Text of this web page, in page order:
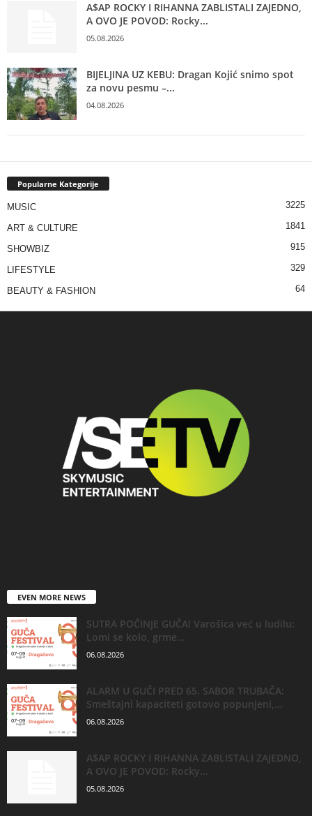
A$AP ROCKY I RIHANNA ZABLISTALI ZAJEDNO,
A OVO JE POVOD: Rocky...
05.08.2026
BIJELJINA UZ KEBU: Dragan Kojić snimo spot
za novu pesmu –...
04.08.2026
Popularne Kategorije
MUSIC 3225
ART & CULTURE 1841
SHOWBIZ 915
LIFESTYLE 329
BEAUTY & FASHION 64
EVEN MORE NEWS
SUTRA POČINJE GUČA! Varošica već u ludilu:
Lomi se kolo, grme...
06.08.2026
ALARM U GUČI PRED 65. SABOR TRUBAČA:
Smeštajni kapaciteti gotovo popunjeni,...
06.08.2026
A$AP ROCKY I RIHANNA ZABLISTALI ZAJEDNO,
A OVO JE POVOD: Rocky...
05.08.2026